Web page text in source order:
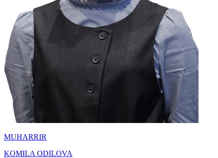
MUHARRIR
KOMILA ODILOVA